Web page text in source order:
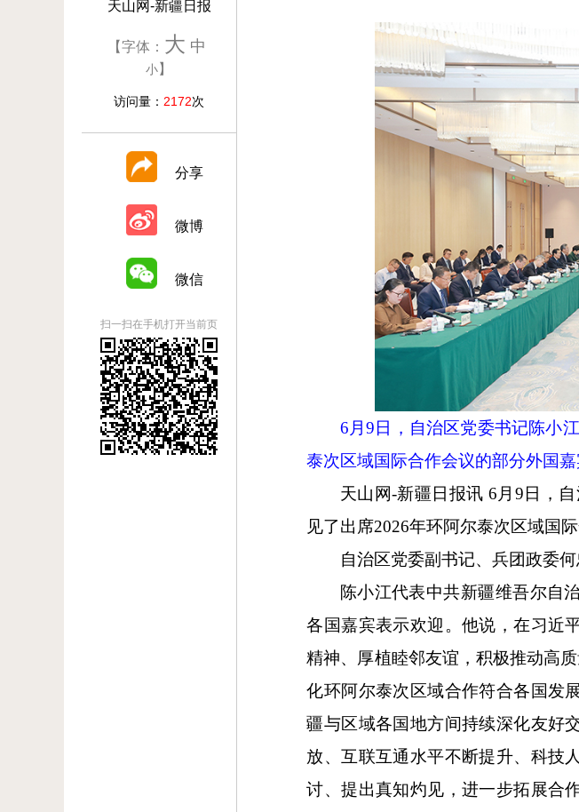
天山网-新疆日报
【字体： 大 中
小】
访问量： 2172次
分享
微博
微信
扫一扫在手机打开当前页
6月9 日，自治区党委书记陈小
泰次区域国际合作会议的部分外国
天山网-新疆日报讯6月 9 日，
见了出席2026年环阿尔泰次区域国
自治区党委副书记、兵团政委何
陈小江代表中共新疆维吾尔自
各国嘉宾表示欢迎。他说，在习近
精神、厚植睦邻友谊，积极推动高
化环阿尔泰次区域合作符合各国发
疆与区域各国地方间持续深化友好
放、互联互通水平不断提升、科技
讨、提出真知灼见，进一步拓展合